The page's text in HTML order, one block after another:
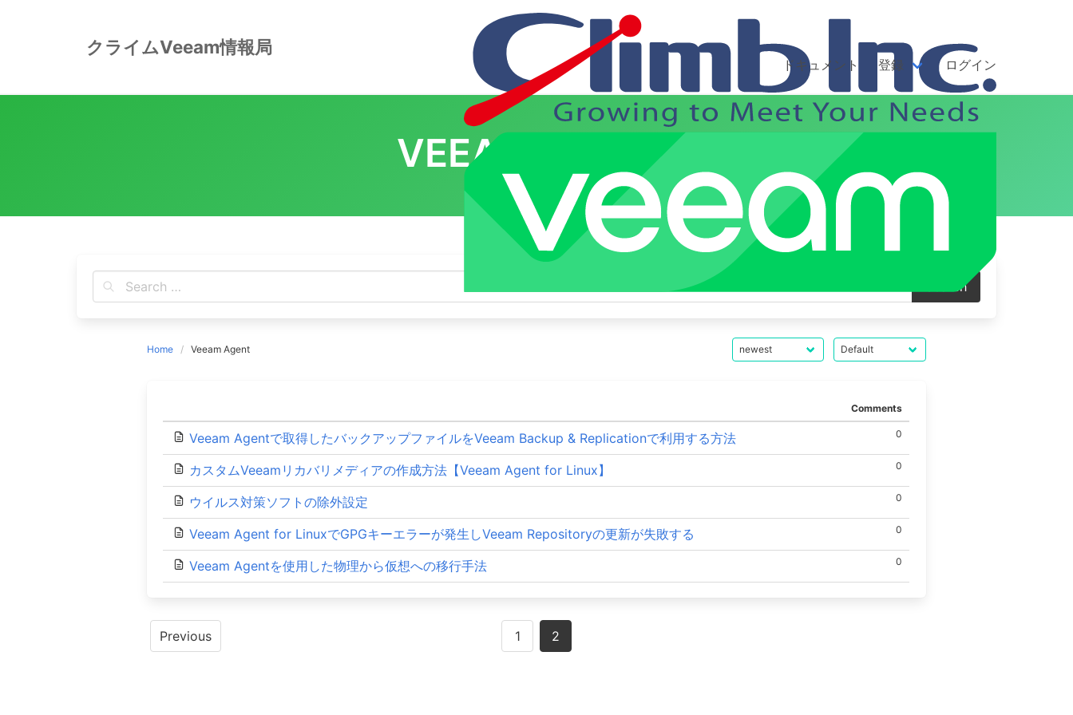
クライムVeeam情報局
ドキュメント 登録 ログイン
VEEAM AGENT
Home Veeam Agent
Comments
Veeam Agentで取得したバックアップファイルをVeeam Backup & Replicationで利用する方法 0
カスタムVeeamリカバリメディアの作成方法【Veeam Agent for Linux】 0
ウイルス対策ソフトの除外設定 0
Veeam Agent for LinuxでGPGキーエラーが発生しVeeam Repositoryの更新が失敗する 0
Veeam Agentを使用した物理から仮想への移行手法 0
Posts
navigation
Previous 1 2